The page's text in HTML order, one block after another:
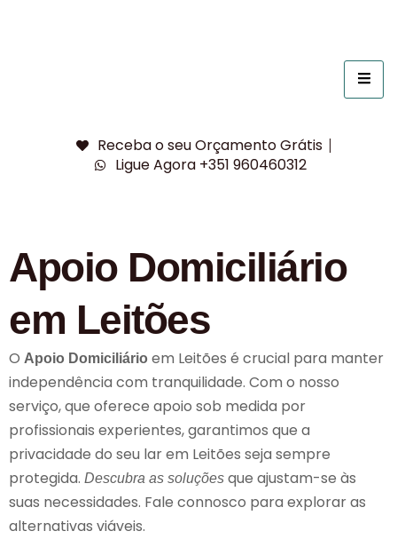
Receba o seu Orçamento Grátis
Ligue Agora +351 960460312
Apoio Domiciliário
em Leitões
O Apoio Domiciliário em Leitões é crucial para manter
independência com tranquilidade. Com o nosso
serviço, que oferece apoio sob medida por
profissionais experientes, garantimos que a
privacidade do seu lar em Leitões seja sempre
protegida. Descubra as soluções que ajustam-se às
suas necessidades. Fale connosco para explorar as
alternativas viáveis.